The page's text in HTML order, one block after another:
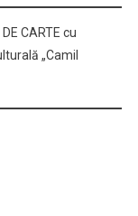
CARTE cu
„Camil